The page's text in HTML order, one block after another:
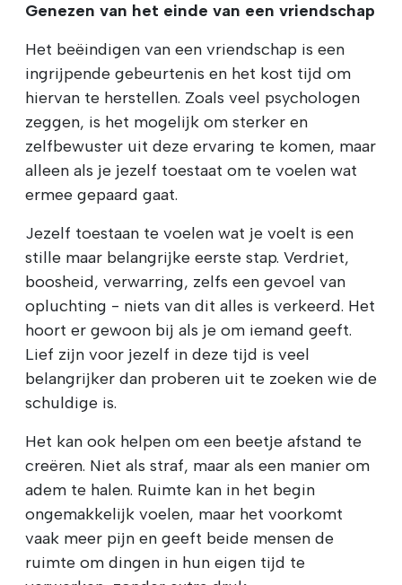
Genezen van het einde van een vriendschap
Het beëindigen van een vriendschap is een
ingrijpende gebeurtenis en het kost tijd om
hiervan te herstellen. Zoals veel psychologen
zeggen, is het mogelijk om sterker en
zelfbewuster uit deze ervaring te komen, maar
alleen als je jezelf toestaat om te voelen wat
ermee gepaard gaat.
Jezelf toestaan te voelen wat je voelt is een
stille maar belangrijke eerste stap. Verdriet,
boosheid, verwarring, zelfs een gevoel van
opluchting - niets van dit alles is verkeerd. Het
hoort er gewoon bij als je om iemand geeft.
Lief zijn voor jezelf in deze tijd is veel
belangrijker dan proberen uit te zoeken wie de
schuldige is.
Het kan ook helpen om een beetje afstand te
creëren. Niet als straf, maar als een manier om
adem te halen. Ruimte kan in het begin
ongemakkelijk voelen, maar het voorkomt
vaak meer pijn en geeft beide mensen de
ruimte om dingen in hun eigen tijd te